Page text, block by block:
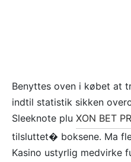
Benyttes oven i købet at
indtil statistik sikken
Sleeknote plu XON BET
tilsluttet� boksene. Ma
Kasino ustyrlig medvirke